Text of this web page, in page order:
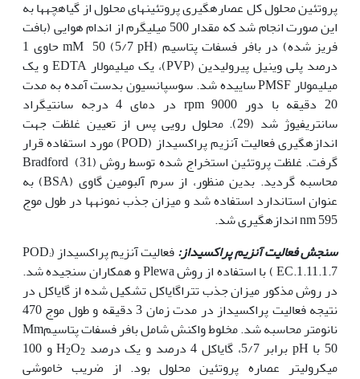
پروتئین محلول کل عصاره­گیری پروتئین­های محلول از گیاهچه­ها به
این صورت انجام شد که مقدار 500 میلی­گرم از اندام هوایی (بافت
فریز شده) در بافر فسفات پتاسیم mM 50 (5/7 pH) حاوی 1
درصد پلی وینیل پیرولیدین (PVP)، یک میلی­مولار EDTA و یک
میلی­مولار PMSF ساییده شد. سوسپانسیون بدست آمده به مدت
20 دقیقه با دور rpm 9000 در دمای 4 درجه سانتی­گراد
سانتریفیوژ شد (29). محلول رویی پس از تعیین غلظت جهت
اندازه­گیری فعالیت آنزیم پراکسیداز (POD) مورد استفاده قرار
گرفت. غلظت پروتئین استخراج شده توسط روش Bradford (31)
محاسبه گردید. بدین منظور، از سرم آلبومین گاوی (BSA) به
عنوان استاندارد استفاده شد و میزان جذب نمونه­ها در طول موج
nm 595 اندازه­گیری شد.
سنجش فعالیت آنزیم پراکسیداز:
فعالیت آنزیم پراکسیداز (POD;
EC.1.11.1.7 ) با استفاده از روش Plewa و همکاران سنجیده شد.
در روش مذکور میزان جذب تتراگایاکل تشکیل شده از گایاکل در
نتیجه فعالیت پراکسیداز در مدت زمان 3 دقیقه و طول موج 470
نانومتر محاسبه شد. مخلوط واکنش شامل بافر فسفات پتاسیمMm
50 با pH برابر 5/7، گایاکل 4 درصد و یک درصد H
2O2
و 100
میکرولیتر عصاره پروتئین محلول بود. از ضریب خاموشی